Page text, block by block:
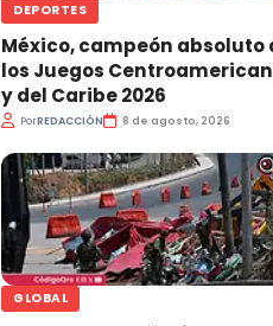
DEPORTES
México, campeón absoluto
los Juegos
y del Caribe 2026
PorREDACCIÓN 8 de agosto, 2026
GLOBAL